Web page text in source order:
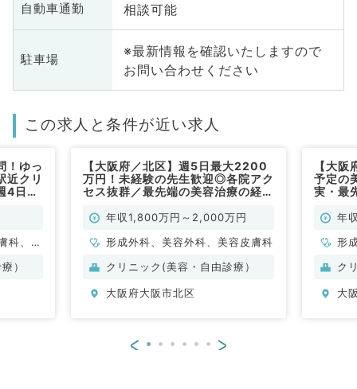
自動車通勤 相談可能
駐車場
※最新情報を確認いたしますので
お問い合わせください
この求人と条件が近い求人
！ゆっ
近クリ
4日
科、一
不問
）
【大阪府／北区】週5日最大2200
万円！未経験の先生歓迎◎各院アク
セス抜群／最先端の美容治療の経験
膚科・美容外科／常勤）
年収1,800万円～2,000万円
形成外科、美容外科、美容皮膚科
クリニック(美容・自由診療）
大阪府大阪市北区
【大
予定の
実・最
外科年
形
ク
大
< >